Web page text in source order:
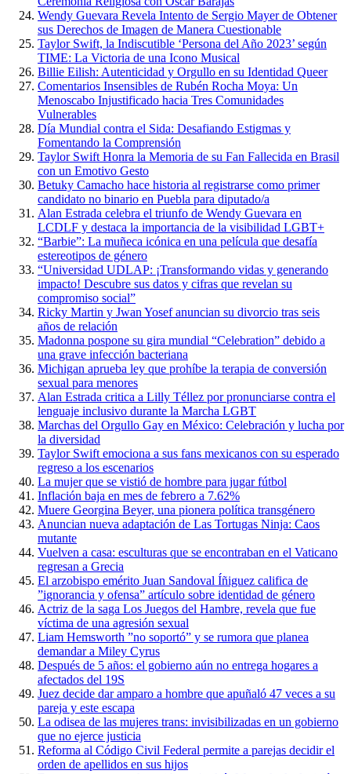
Wendy Guevara Revela Intento de Sergio Mayer de Obtener
sus Derechos de Imagen de Manera Cuestionable
Taylor Swift, la Indiscutible ‘Persona del Año 2023’ según
TIME: La Victoria de una Icono Musical
Billie Eilish: Autenticidad y Orgullo en su Identidad Queer
Comentarios Insensibles de Rubén Rocha Moya: Un
Menoscabo Injustificado hacia Tres Comunidades
Vulnerables
Día Mundial contra el Sida: Desafiando Estigmas y
Fomentando la Comprensión
Taylor Swift Honra la Memoria de su Fan Fallecida en Brasil
con un Emotivo Gesto
Betuky Camacho hace historia al registrarse como primer
candidato no binario en Puebla para diputado/a
Alan Estrada celebra el triunfo de Wendy Guevara en
LCDLF y destaca la importancia de la visibilidad LGBT+
“Barbie”: La muñeca icónica en una película que desafía
estereotipos de género
“Universidad UDLAP: ¡Transformando vidas y generando
impacto! Descubre sus datos y cifras que revelan su
compromiso social”
Ricky Martin y Jwan Yosef anuncian su divorcio tras seis
años de relación
Madonna pospone su gira mundial “Celebration” debido a
una grave infección bacteriana
Michigan aprueba ley que prohíbe la terapia de conversión
sexual para menores
Alan Estrada critica a Lilly Téllez por pronunciarse contra el
lenguaje inclusivo durante la Marcha LGBT
Marchas del Orgullo Gay en México: Celebración y lucha por
la diversidad
Taylor Swift emociona a sus fans mexicanos con su esperado
regreso a los escenarios
La mujer que se vistió de hombre para jugar fútbol
Inflación baja en mes de febrero a 7.62%
Muere Georgina Beyer, una pionera política transgénero
Anuncian nueva adaptación de Las Tortugas Ninja: Caos
mutante
Vuelven a casa: esculturas que se encontraban en el Vaticano
regresan a Grecia
El arzobispo emérito Juan Sandoval Íñiguez califica de
”ignorancia y ofensa” artículo sobre identidad de género
Actriz de la saga Los Juegos del Hambre, revela que fue
víctima de una agresión sexual
Liam Hemsworth ”no soportó” y se rumora que planea
demandar a Miley Cyrus
Después de 5 años: el gobierno aún no entrega hogares a
afectados del 19S
Juez decide dar amparo a hombre que apuñaló 47 veces a su
pareja y este escapa
La odisea de las mujeres trans: invisibilizadas en un gobierno
que no ejerce justicia
Reforma al Código Civil Federal permite a parejas decidir el
orden de apellidos en sus hijos